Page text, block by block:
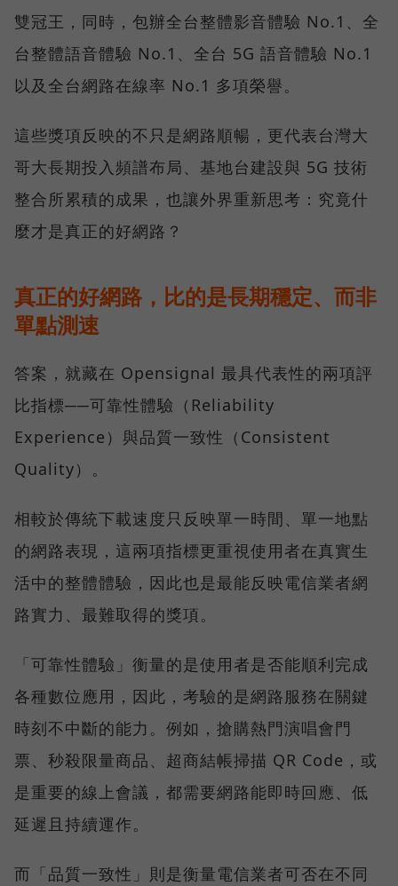
雙冠王，同時，包辦全台整體影音體驗 No.1、全
台整體語音體驗 No.1、全台 5G 語音體驗 No.1
以及全台網路在線率 No.1 多項榮譽。
這些獎項反映的不只是網路順暢，更代表台灣大
哥大長期投入頻譜布局、基地台建設與 5G 技術
整合所累積的成果，也讓外界重新思考：究竟什
麼才是真正的好網路？
真正的好網路，比的是長期穩定、而非
單點測速
答案，就藏在 Opensignal 最具代表性的兩項評
比指標──可靠性體驗（Reliability
Experience）與品質一致性（Consistent
Quality）。
相較於傳統下載速度只反映單一時間、單一地點
的網路表現，這兩項指標更重視使用者在真實生
活中的整體體驗，因此也是最能反映電信業者網
路實力、最難取得的獎項。
「可靠性體驗」衡量的是使用者是否能順利完成
各種數位應用，因此，考驗的是網路服務在關鍵
時刻不中斷的能力。例如，搶購熱門演唱會門
票、秒殺限量商品、超商結帳掃描 QR Code，或
是重要的線上會議，都需要網路能即時回應、低
延遲且持續運作。
而「品質一致性」則是衡量電信業者可否在不同